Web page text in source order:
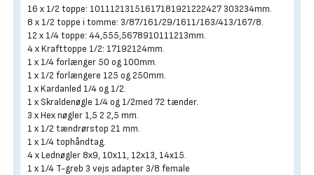
16 x 1/2 toppe: 10111213151617181921222427 303234mm.
8 x 1/2 toppe i tomme: 3/87/161/29/1611/163/413/167/8.
12 x 1/4 toppe: 44,555,5678910111213mm.
4 x Krafttoppe 1/2: 17192124mm.
1 x 1/4 forlænger 50 og 100mm.
1 x 1/2 forlængere 125 og 250mm.
1 x Kardanled 1/4 og 1/2.
1 x Skraldenøgle 1/4 og 1/2med 72 tænder.
3 x Hex nøgler 1,5 2 2,5 mm.
1 x 1/2 tændrørstop 21 mm.
1 x 1/4 tophåndtag.
4 x Lednøgler 8x9, 10x11, 12x13, 14x15.
1 x 1/4 T-greb 3 vejs adapter 3/8 female